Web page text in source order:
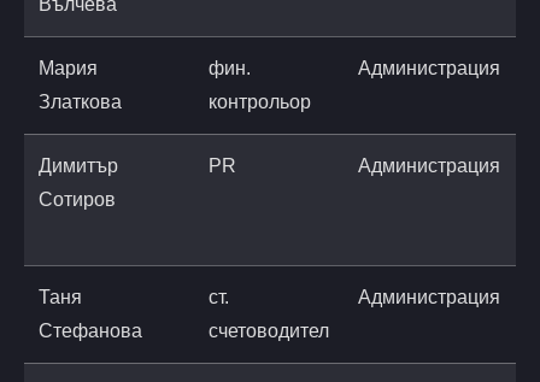
Вълчева
Мария
Златкова
фин.
контрольор
Администрация
Димитър
Сотиров
PR Администрация
Таня
Стефанова
ст.
счетоводител
Администрация